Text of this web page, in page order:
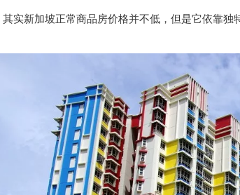
其实新加坡正常商品房价格并不低，但是它依靠独